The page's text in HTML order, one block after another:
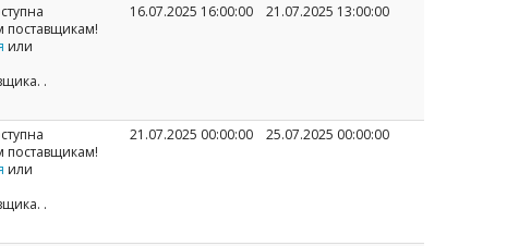
поставщикам!
или
.
16.07.2025 16:00:00 21.07.2025 13:00:00
поставщикам!
или
.
21.07.2025 00:00:00 25.07.2025 00:00:00